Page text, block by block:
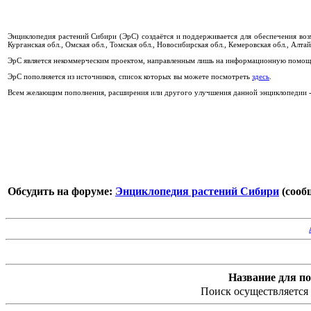
Энциклопедия растений Сибири (ЭрС) создаётся и поддерживается для обеспечения
Курганская обл., Омская обл., Томская обл., Новосибирская обл., Кемеровская обл.,
ЭрС является некоммерческим проектом, направленным лишь на информационную
ЭрС пополняется из источников, список которых вы можете посмотреть здесь
Всем желающим пополнения, расширения или другого улучшения данной
Обсудить на форуме: Энциклопедия растений Сибири
Название для
Поиск